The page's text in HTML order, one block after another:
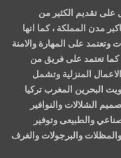
تقديم الكثير من
مدن المملكة ، كما انها
على المهارة والامنة
كما تعتمد على فريق من
المنزلية وتشمل
البحرين المغرب تركيا
الشلالات والنوافير
والطبيعى وتوفير
والبرجولات والغرف